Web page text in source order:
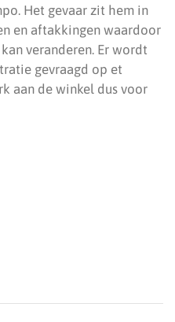
Het gevaar zit hem in
en aftakkingen waardoor
veranderen. Er wordt
gevraagd op et
aan de winkel dus voor